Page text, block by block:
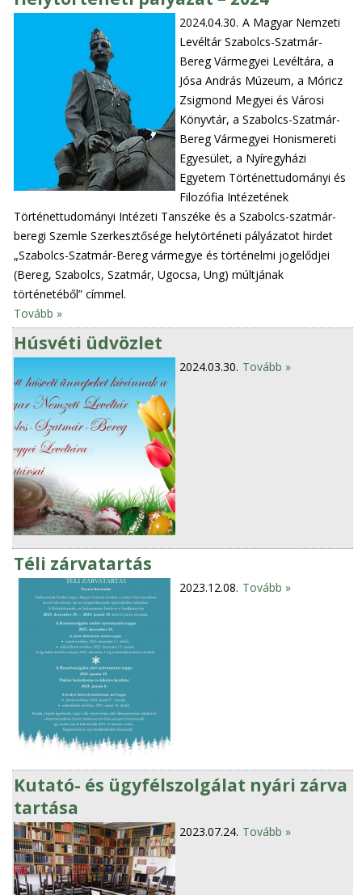
2024.04.30. A Magyar Nemzeti
Levéltár Szabolcs-Szatmár-
Bereg Vármegyei Levéltára, a
Jósa András Múzeum, a Móricz
Zsigmond Megyei és Városi
Könyvtár, a Szabolcs-Szatmár-
Bereg Vármegyei Honismereti
Egyesület, a Nyíregyházi
Egyetem Történettudományi és
Filozófia Intézetének
Történettudományi Intézeti Tanszéke és a Szabolcs-szatmár-
beregi Szemle Szerkesztősége helytörténeti pályázatot hirdet
„Szabolcs-Szatmár-Bereg vármegye és történelmi jogelődjei
(Bereg, Szabolcs, Szatmár, Ugocsa, Ung) múltjának
történetéből” címmel.
Tovább »
Húsvéti üdvözlet
2024.03.30. Tovább »
Téli zárvatartás
2023.12.08. Tovább »
Kutató- és ügyfélszolgálat nyári zárva
tartása
2023.07.24. Tovább »